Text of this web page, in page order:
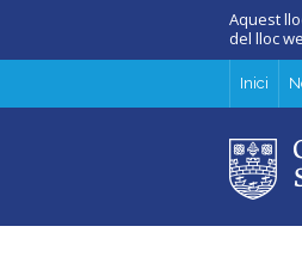
Aquest
del lloc
Inici